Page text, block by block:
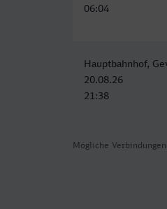
Mögliche
06:04
Hauptbahnhof,
20.08.26
21:38